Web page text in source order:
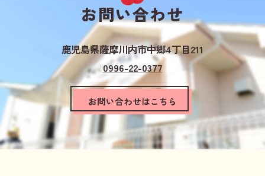
お問い合わせ
鹿児島県薩摩川内市中郷4丁目211
0996-22-0377
お問い合わせはこちら